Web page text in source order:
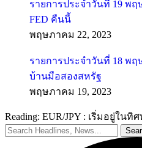
รายการประจำวันที่ 19 พ
FED คืนนี้
พฤษภาคม 22, 2023
รายการประจำวันที่ 18 พ
บ้านมือสองสหรัฐ
พฤษภาคม 19, 2023
Reading: EUR/JPY : เริ่มอยู่ในทิ